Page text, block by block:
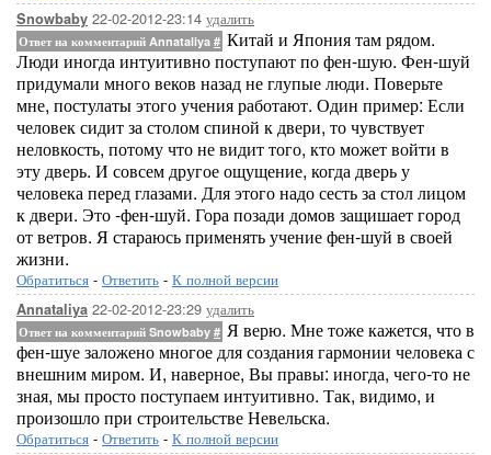
Snowbaby 22-02-2012-23:14 удалить
Ответ на комментарий Annataliya # Китай и Япония там рядом.
Люди иногда интуитивно поступают по фен-шую. Фен-шуй
придумали много веков назад не глупые люди. Поверьте
мне, постулаты этого учения работают. Один пример: Если
человек сидит за столом спиной к двери, то чувствует
неловкость, потому что не видит того, кто может войти в
эту дверь. И совсем другое ощущение, когда дверь у
человека перед глазами. Для этого надо сесть за стол лицом
к двери. Это -фен-шуй. Гора позади домов защишает город
от ветров. Я стараюсь применять учение фен-шуй в своей
жизни.
Обратиться - Ответить - К полной версии
Annataliya 22-02-2012-23:29 удалить
Ответ на комментарий Snowbaby # Я верю. Мне тоже кажется, что в
фен-шуе заложено многое для создания гармонии человека с
внешним миром. И, наверное, Вы правы: иногда, чего-то не
зная, мы просто поступаем интуитивно. Так, видимо, и
произошло при строительстве Невельска.
Обратиться - Ответить - К полной версии